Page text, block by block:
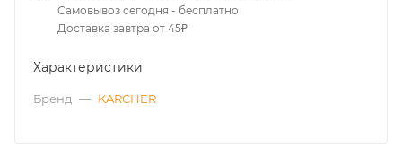
Самовывоз сегодня - бесплатно
Доставка завтра от 45₽
Характеристики
Бренд — KARCHER